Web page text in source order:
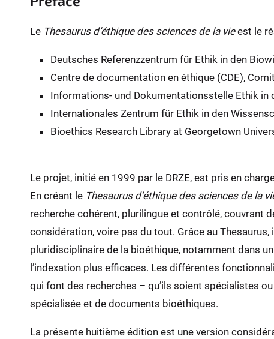
Le Thesaurus d’éthique des sciences de la vieest le
Deutsches Referenzzentrum für Ethik in den
Centre de documentation en éthique (CDE),
Informations- und Dokumentationsstelle Ethik in
Internationales Zentrum für Ethik in den
Bioethics Research Library at Georgetown
Le projet, initié en 1999 par le DRZE, est pris en
En créant le Thesaurus d’éthique des sciences de la
recherche cohérent, plurilingue et contrôlé, couvrant
considération, voire pas du tout. Grâce au
pluridisciplinaire de la bioéthique, notamment dans
l’indexation plus efficaces. Les différentes
qui font des recherches – qu’ils soient spécialistes
spécialisée et de documents bioéthiques.
La présente huitième édition est une version